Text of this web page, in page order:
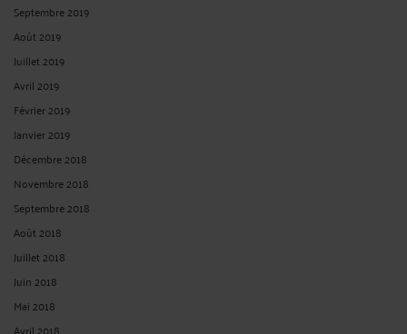
Septembre 2019
Août 2019
Juillet 2019
Avril 2019
Février 2019
Janvier 2019
Décembre 2018
Novembre 2018
Septembre 2018
Août 2018
Juillet 2018
Juin 2018
Mai 2018
Avril 2018